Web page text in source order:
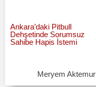
Ankara’daki Pitbull
Dehşetinde Sorumsuz
Sahibe Hapis İstemi
Meryem Aktemur